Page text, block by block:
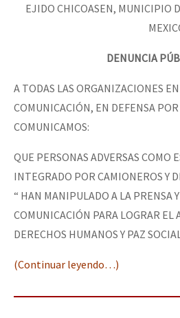
EJIDO CHICOASEN, MUNICIPIO
DENUNCIA
A TODAS LAS ORGANIZACIONES
COMUNICACIÓN, EN DEFENSA
COMUNICAMOS:
QUE PERSONAS ADVERSAS COMO
INTEGRADO POR CAMIONEROS Y
“ HAN MANIPULADO A LA PRENSA
COMUNICACIÓN PARA LOGRAR EL
DERECHOS HUMANOS Y PAZ
(Continuar leyendo…)